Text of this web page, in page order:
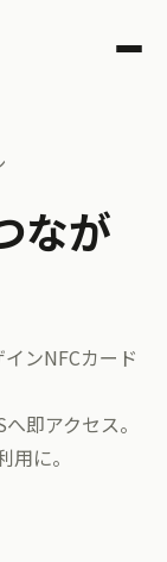
なが
ンNFCカード
即アクセス。
に。